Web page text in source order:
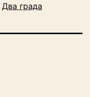
Два града